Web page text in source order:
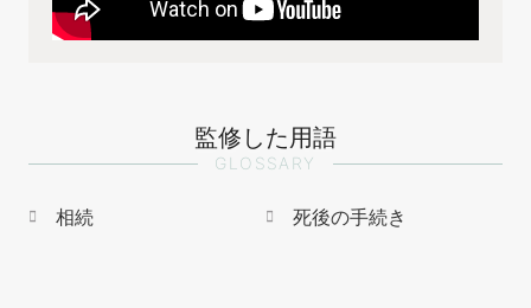
監修した用語
GLOSSARY
相続 死後の手続き